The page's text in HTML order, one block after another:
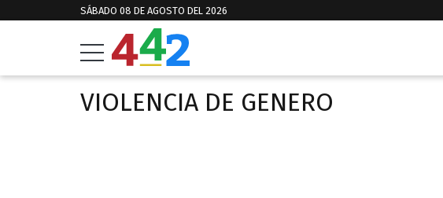
SÁBADO 08 DE AGOSTO DEL 2026
VIOLENCIA DE GENERO